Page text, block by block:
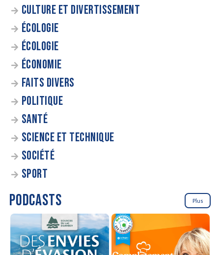
CULTURE ET DIVERTISSEMENT
ÉCOLOGIE
ÉCOLOGIE
ÉCONOMIE
FAITS DIVERS
POLITIQUE
SANTÉ
SCIENCE ET TECHNIQUE
SOCIÉTÉ
SPORT
PODCASTS Plus